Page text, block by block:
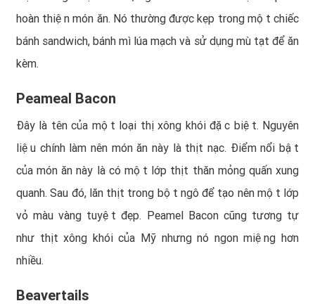
hoàn thiện món ăn. Nó thường được kẹp trong một chiếc
bánh sandwich, bánh mì lúa mạch và sử dụng mù tạt để ăn
kèm.
Peameal Bacon
Đây là tên của một loại thị xông khói đặc biệt. Nguyên
liệu chính làm nên món ăn này là thịt nạc. Điểm nổi bật
của món ăn này là có một lớp thịt thăn mỏng quấn xung
quanh. Sau đó, lăn thịt trong bột ngô để tạo nên một lớp
vỏ màu vàng tuyệt đẹp. Peamel Bacon cũng tương tự
như thịt xông khói của Mỹ nhưng nó ngon miệng hơn
nhiều.
Beavertails